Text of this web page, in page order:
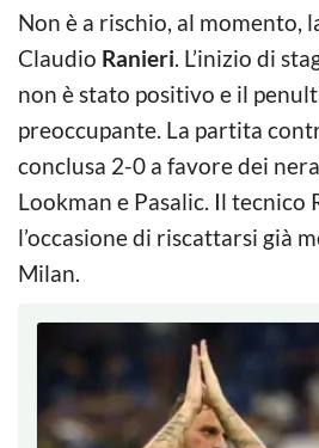
Non è a rischio, al momento,
Claudio Ranieri. L’inizio di
non è stato positivo e il
preoccupante. La partita
conclusa 2-0 a favore dei
Lookman e Pasalic. Il tecnico
l’occasione di riscattarsi già
Milan.